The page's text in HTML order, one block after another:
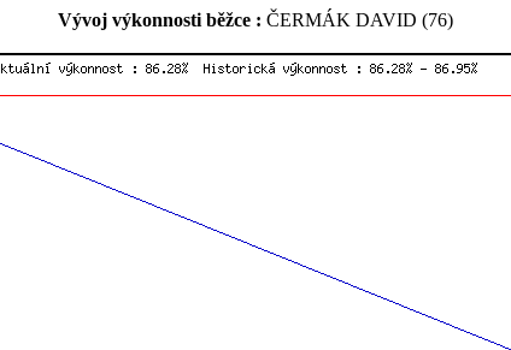
Vývoj výkonnosti běžce : ČERMÁK DAVID (76)